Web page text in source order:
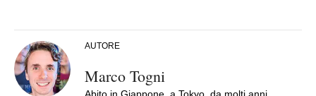
AUTORE
Marco Togni